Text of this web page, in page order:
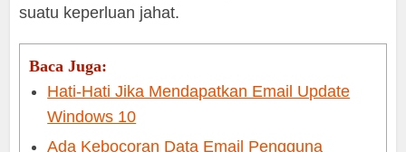
suatu keperluan jahat.
Baca Juga:
Hati-Hati Jika Mendapatkan Email Update
Windows 10
Ada Kebocoran Data Email Pengguna